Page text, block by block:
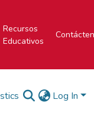
Recursos
Educativos
Log In